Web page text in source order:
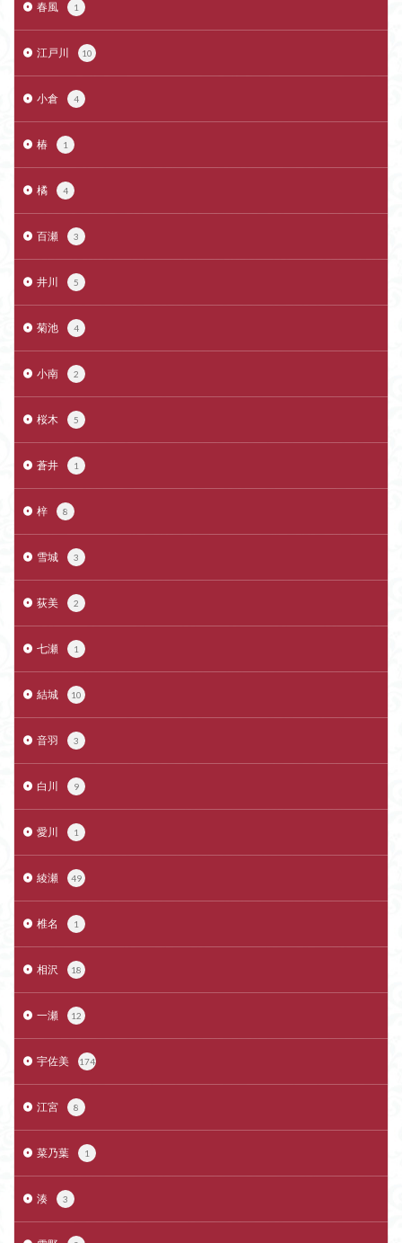
春風 1
江戸川 10
小倉 4
椿 1
橘 4
百瀬 3
井川 5
菊池 4
小南 2
桜木 5
蒼井 1
梓 8
雪城 3
荻美 2
七瀬 1
結城 10
音羽 3
白川 9
愛川 1
綾瀬 49
椎名 1
相沢 18
一瀬 12
宇佐美 174
江宮 8
菜乃葉 1
湊 3